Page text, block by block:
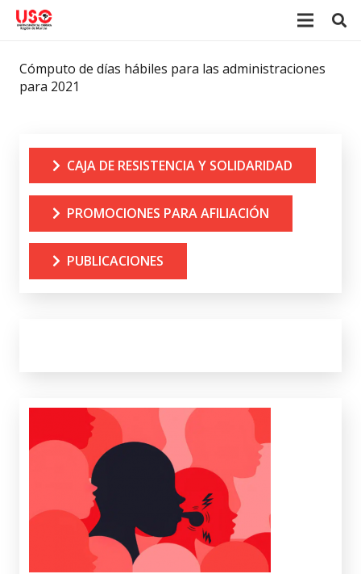
Cómputo de días hábiles para las administraciones
para 2021
CAJA DE RESISTENCIA Y SOLIDARIDAD
PROMOCIONES PARA AFILIACIÓN
PUBLICACIONES